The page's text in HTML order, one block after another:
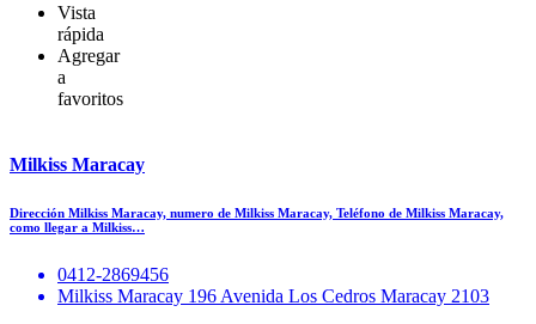
Vista
rápida
Agregar
a
favoritos
Milkiss Maracay
Dirección Milkiss Maracay, numero de Milkiss Maracay, Teléfono de Milkiss Maracay,
como llegar a Milkiss…
0412-2869456
Milkiss Maracay 196 Avenida Los Cedros Maracay 2103